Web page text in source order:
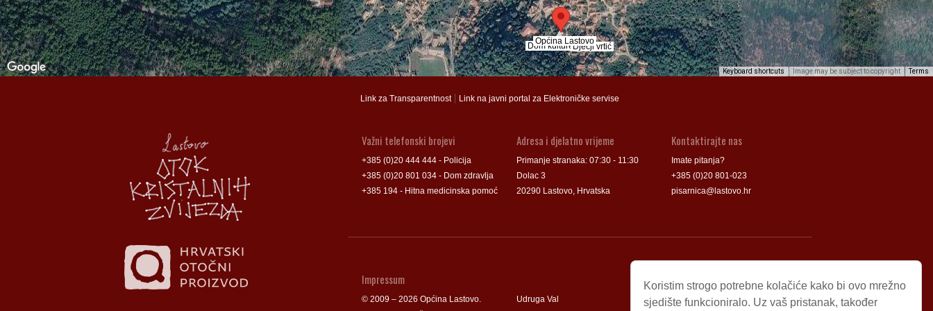
Općina Lastovo
Dječji vrtić
Dom kulture
Općina Lastovo
Dječji vrtić
Dom kulture
Keyboard shortcuts Image may be subject to copyright Terms
Link za Transparentnost| Link na javni portal za Elektroničke servise
Kontaktirajte nas
Imate pitanja?
+385 (0)20 801-023
pisarnica@lastovo.hr
Adresa i djelatno vrijeme
Primanje stranaka: 07:30 - 11:30
Dolac 3
20290 Lastovo, Hrvatska
Važni telefonski brojevi
+385 (0)20 444 444 - Policija
+385 (0)20 801 034 - Dom zdravlja
+385 194 - Hitna medicinska pomoć
Korisni linkovi
Udruga „Rukatac i piculja”
Udruga Val
Impressum
© 2009 – 2026 Općina Lastovo.
Koristim strogo potrebne kolačiće kako bi ovo mrežno
sjedište funkcioniralo. Uz vaš pristanak, također